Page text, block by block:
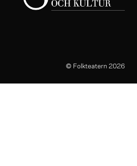
© Folkteatern 2026